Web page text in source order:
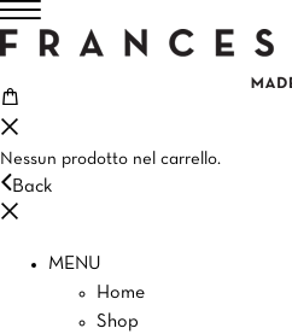
Nessun prodotto nel carrello.
Back
MENU
Home
Shop